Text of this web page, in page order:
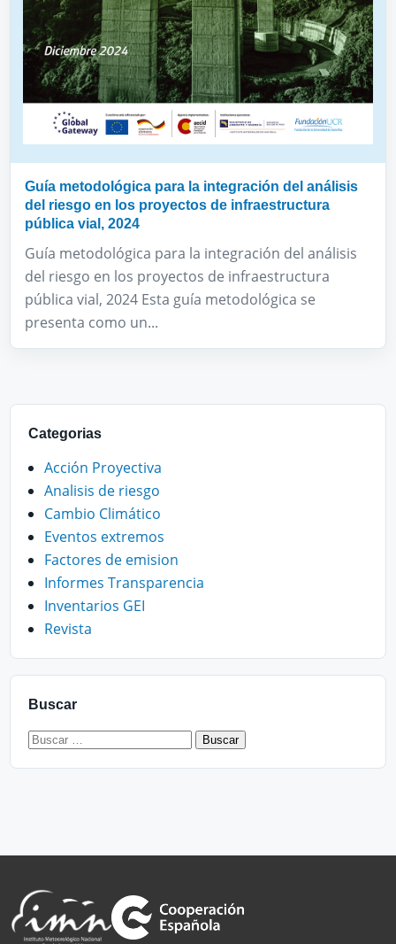
Guía metodológica para la integración del análisis
del riesgo en los proyectos de infraestructura
pública vial, 2024
Guía metodológica para la integración del análisis
del riesgo en los proyectos de infraestructura
pública vial, 2024 Esta guía metodológica se
presenta como un...
Categorias
Acción Proyectiva
Analisis de riesgo
Cambio Climático
Eventos extremos
Factores de emision
Informes Transparencia
Inventarios GEI
Revista
Buscar
Buscar: